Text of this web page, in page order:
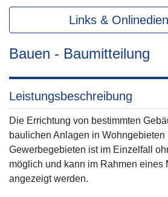
Links &
Bauen - Baumitteilung
Leistungsbeschreibung
Die Errichtung von bestimmten
baulichen Anlagen in Wohngebieten
Gewerbegebieten ist im Einzelfall
möglich und kann im Rahmen eines
angezeigt werden.